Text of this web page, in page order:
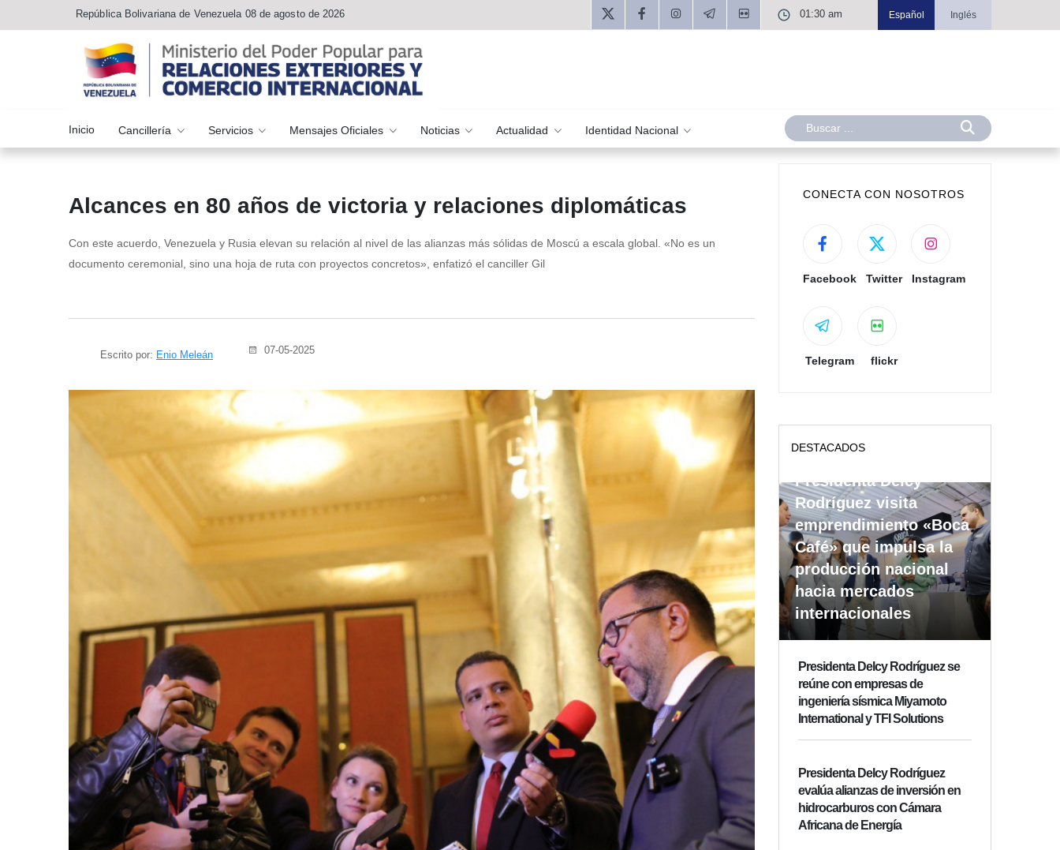
República Bolivariana de Venezuela 08 de agosto de 2026 01:30 am Español Inglés
Inicio Cancillería Servicios Mensajes Oficiales Noticias Actualidad Identidad Nacional
Alcances en 80 años de victoria y relaciones diplomáticas
Con este acuerdo, Venezuela y Rusia elevan su relación al nivel de las alianzas más sólidas de Moscú a escala global. «No es un
documento ceremonial, sino una hoja de ruta con proyectos concretos», enfatizó el canciller Gil
Escrito por: Enio Meleán 07-05-2025
CONECTA CON NOSOTROS
Facebook Twitter Instagram
Telegram flickr
DESTACADOS
Presidenta Delcy
Rodríguez visita
emprendimiento «Boca
Café» que impulsa la
producción nacional
hacia mercados
internacionales
Presidenta Delcy Rodríguez se
reúne con empresas de
ingeniería sísmica Miyamoto
International y TFI Solutions
Presidenta Delcy Rodríguez
evalúa alianzas de inversión en
hidrocarburos con Cámara
Africana de Energía